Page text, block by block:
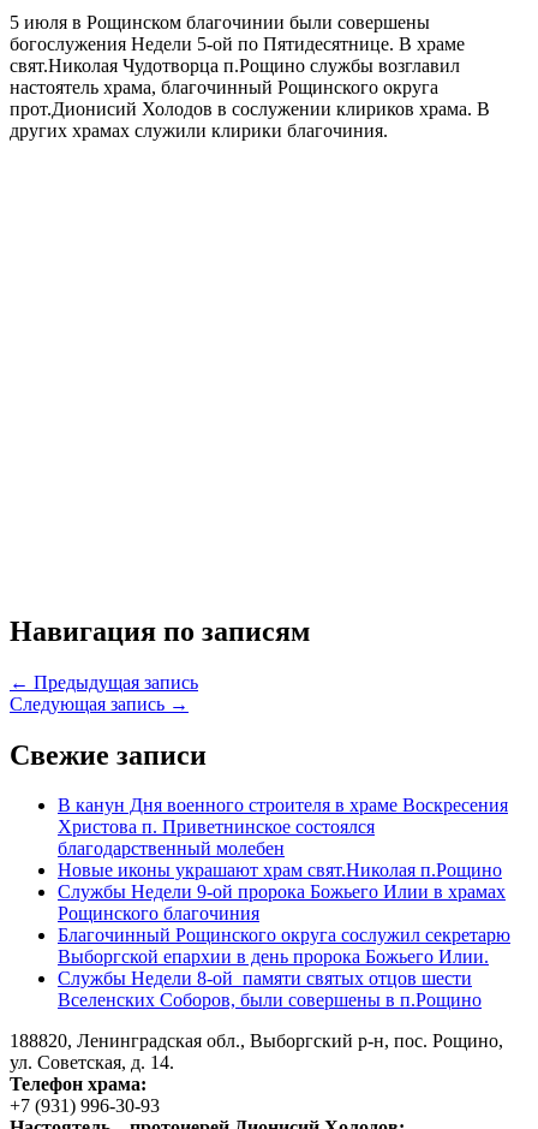
5 июля в Рощинском благочинии были совершены
богослужения Недели 5-ой по Пятидесятнице. В храме
свят.Николая Чудотворца п.Рощино службы возглавил
настоятель храма, благочинный Рощинского округа
прот.Дионисий Холодов в сослужении клириков храма. В
других храмах служили клирики благочиния.
Навигация по записям
← Предыдущая запись
Следующая запись →
Свежие записи
В канун Дня военного строителя в храме Воскресения
Христова п. Приветнинское состоялся
благодарственный молебен
Новые иконы украшают храм свят.Николая п.Рощино
Службы Недели 9-ой пророка Божьего Илии в храмах
Рощинского благочиния
Благочинный Рощинского округа сослужил секретарю
Выборгской епархии в день пророка Божьего Илии.
Службы Недели 8-ой памяти святых отцов шести
Вселенских Соборов, были совершены в п.Рощино
188820, Ленинградская обл., Выборгский р-н, пос. Рощино,
ул. Советская, д. 14.
Телефон храма:
+7 (931) 996-30-93